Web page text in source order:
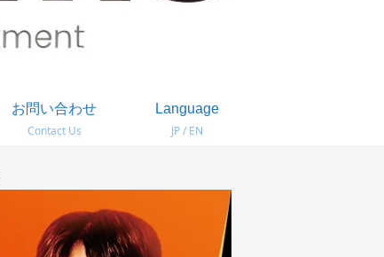
お問い合わせ
Contact Us
Language
JP / EN